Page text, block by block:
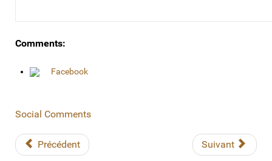
Comments:
Facebook
Social Comments
Précédent Suivant